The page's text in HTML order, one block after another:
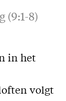
(9:1-8)
in het
volgt